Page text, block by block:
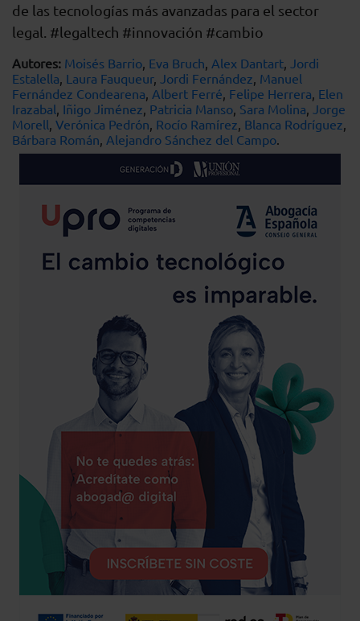
de las tecnologías más avanzadas para el sector
legal. #legaltech #innovación #cambio
Autores: Moisés Barrio, Eva Bruch, Alex Dantart, Jordi
Estalella, Laura Fauqueur, Jordi Fernández, Manuel
Fernández Condearena, Albert Ferré, Felipe Herrera, Elen
Irazabal, Iñigo Jiménez, Patricia Manso, Sara Molina, Jorge
Morell, Verónica Pedrón, Rocío Ramírez, Blanca Rodríguez,
Bárbara Román, Alejandro Sánchez del Campo.